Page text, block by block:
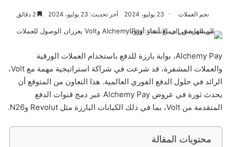
نجم العملات 23 يوليو، 2024 آخر تحديث: 23 يوليو، 2024
Alchemy Pay، بوابة بارزة للدفع باستخدام العملات الورقية
والعملات المشفرة، قد شرعت في شراكة استراتيجية مهمة مع Volt،
الرائد في حلول الدفع الفوري العالمية. هذا التعاون من المتوقع أن
يحدث ثورة في عروض Alchemy Pay عبر دمج قنوات الدفع
المتقدمة من Volt، بما في ذلك الكيانات البارزة مثل Revolut وN26.
محتويات المقالة